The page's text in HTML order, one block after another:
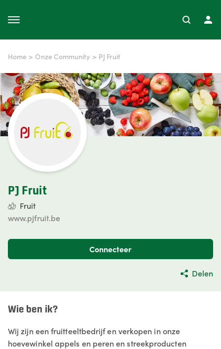
Home > Onze Community > PJ Fruit
PJ Fruit
Fruit
www.pjfruit.be
Connecteer
Delen
Wie ben ik?
Wij zijn een fruitteeltbedrijf en verkopen in onze
hoevewinkel appels en peren en streekproducten